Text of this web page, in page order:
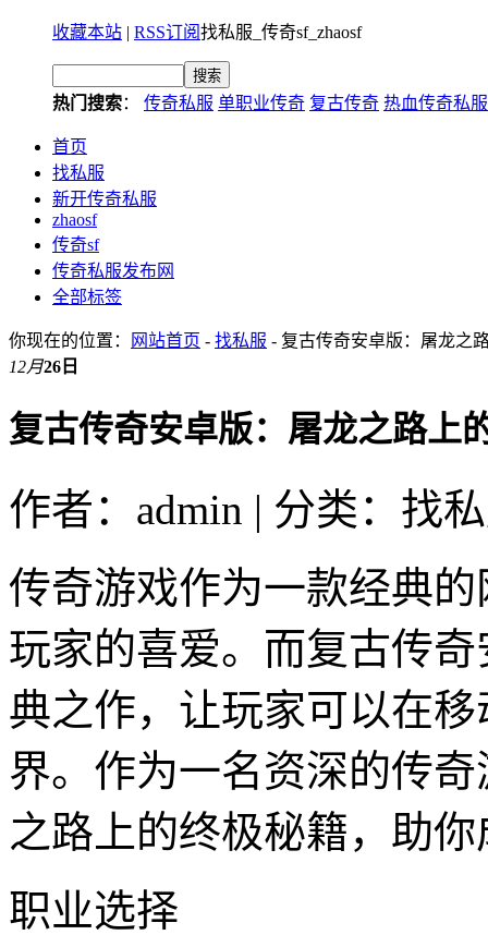
收藏本站 | RSS订阅找私服_传奇sf_zhaosf
热门搜索： 传奇私服 单职业传奇 复古传奇 热血传奇私服
首页
找私服
新开传奇私服
zhaosf
传奇sf
传奇私服发布网
全部标签
你现在的位置： 网站首页 - 找私服 - 复古传奇安卓版：屠龙之
12月26日
复古传奇安卓版：屠龙之路上
作者：admin | 分类：找
传奇游戏作为一款经典
玩家的喜爱。而复古传
典之作，让玩家可以在
界。作为一名资深的传
之路上的终极秘籍，助
职业选择